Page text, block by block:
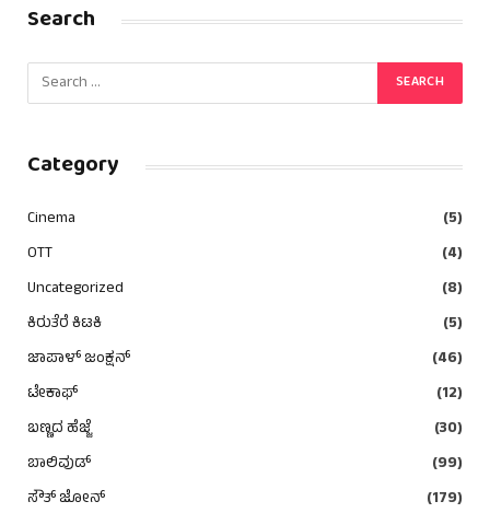
Search
Category
Cinema
(5)
OTT
(4)
Uncategorized
(8)
ಕಿರುತೆರೆ ಕಿಟಕಿ
(5)
ಜಾಪಾಳ್ ಜಂಕ್ಷನ್
(46)
ಟೇಕಾಫ್
(12)
ಬಣ್ಣದ ಹೆಜ್ಜೆ
(30)
ಬಾಲಿವುಡ್
(99)
ಸೌತ್ ಜೋನ್
(179)